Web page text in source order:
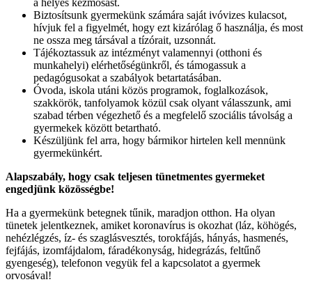
Biztosítsunk gyermekünk számára saját ivóvizes kulacsot,
hívjuk fel a figyelmét, hogy ezt kizárólag ő használja, és most
ne ossza meg társával a tízórait, uzsonnát.
Tájékoztassuk az intézményt valamennyi (otthoni és
munkahelyi) elérhetőségünkről, és támogassuk a
pedagógusokat a szabályok betartatásában.
Óvoda, iskola utáni közös programok, foglalkozások,
szakkörök, tanfolyamok közül csak olyant válasszunk, ami
szabad térben végezhető és a megfelelő szociális távolság a
gyermekek között betartható.
Készüljünk fel arra, hogy bármikor hirtelen kell mennünk
gyermekünkért.
Alapszabály, hogy csak teljesen tünetmentes gyermeket
engedjünk közösségbe!
Ha a gyermekünk betegnek tűnik, maradjon otthon. Ha olyan
tünetek jelentkeznek, amiket koronavírus is okozhat (láz, köhögés,
nehézlégzés, íz- és szaglásvesztés, torokfájás, hányás, hasmenés,
fejfájás, izomfájdalom, fáradékonyság, hidegrázás, feltűnő
gyengeség), telefonon vegyük fel a kapcsolatot a gyermek
orvosával!